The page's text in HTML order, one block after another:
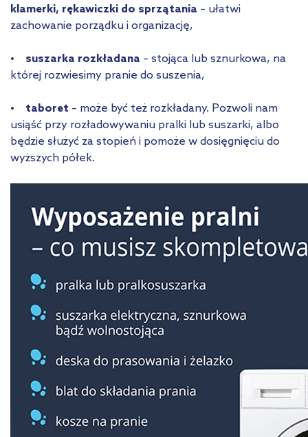
klamerki, rękawiczki do sprzątania – ułatwi
zachowanie porządku i organizację,
• suszarka rozkładana – stojąca lub sznurkowa, na
której rozwiesimy pranie do suszenia,
• taboret – może być też rozkładany. Pozwoli nam
usiąść przy rozładowywaniu pralki lub suszarki, albo
będzie służyć za stopień i pomoże w dosięgnięciu do
wyższych półek.